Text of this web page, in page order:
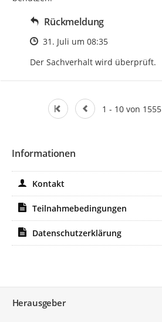
Rückmeldung
Zeitpunkt des Erstellens
31. Juli um 08:35
Der Sachverhalt wird überprüft.
1 - 10 von 1555
Informationen
Kontakt
Teilnahmebedingungen
Datenschutzerklärung
Herausgeber